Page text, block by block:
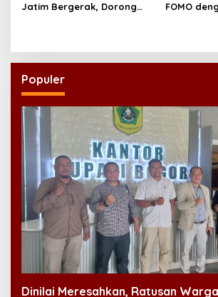
Jatim Bergerak, Dorong
FOMO
Populer
Dinilai Meresahkan, Ratusan